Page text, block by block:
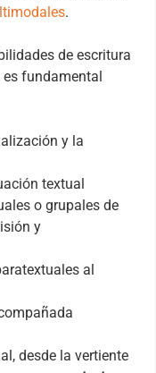
.
de escritura
es fundamental
y la
textual
o grupales de
y
al
desde la vertiente